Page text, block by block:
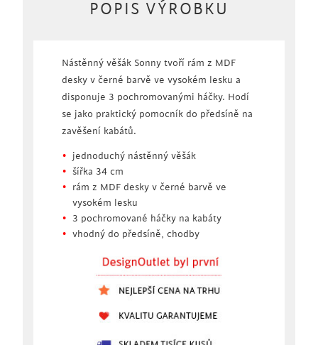
POPIS VÝROBKU
Nástěnný věšák Sonny tvoří rám z MDF
desky v černé barvě ve vysokém lesku a
disponuje 3 pochromovanými háčky. Hodí
se jako praktický pomocník do předsíně na
zavěšení kabátů.
jednoduchý nástěnný věšák
šířka 34 cm
rám z MDF desky v černé barvě ve
vysokém lesku
3 pochromované háčky na kabáty
vhodný do předsíně, chodby